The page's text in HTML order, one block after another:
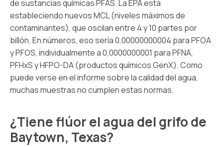
de sustancias químicas PFAS. La EPA está
estableciendo nuevos MCL (niveles máximos de
contaminantes), que oscilan entre 4 y 10 partes por
billón. En números, eso sería 0,00000000004 para PFOA
y PFOS, individualmente a 0,0000000001 para PFNA,
PFHxS y HFPO-DA (productos químicos GenX). Como
puede verse en el informe sobre la calidad del agua,
muchas muestras no cumplen estas normas.
¿Tiene flúor el agua del grifo de
Baytown, Texas?